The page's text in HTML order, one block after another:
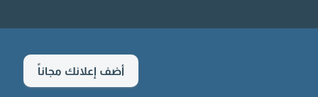
أضف إعلانك مجاناً